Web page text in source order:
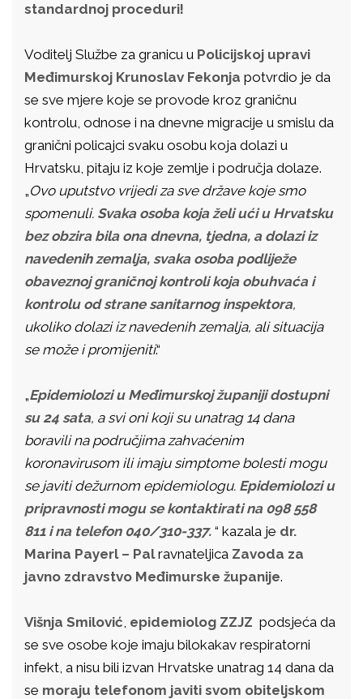
standardnoj proceduri!
Voditelj Službe za granicu u Policijskoj upravi
Međimurskoj Krunoslav Fekonja potvrdio je da
se sve mjere koje se provode kroz graničnu
kontrolu, odnose i na dnevne migracije u smislu da
granični policajci svaku osobu koja dolazi u
Hrvatsku, pitaju iz koje zemlje i područja dolaze.
„Ovo uputstvo vrijedi za sve države koje smo
spomenuli. Svaka osoba koja želi ući u Hrvatsku
bez obzira bila ona dnevna, tjedna, a dolazi iz
navedenih zemalja, svaka osoba podliježe
obaveznoj graničnoj kontroli koja obuhvaća i
kontrolu od strane sanitarnog inspektora,
ukoliko dolazi iz navedenih zemalja, ali situacija
se može i promijeniti.“
„Epidemiolozi u Međimurskoj županiji dostupni
su 24 sata, a svi oni koji su unatrag 14 dana
boravili na područjima zahvaćenim
koronavirusom ili imaju simptome bolesti mogu
se javiti dežurnom epidemiologu. Epidemiolozi u
pripravnosti mogu se kontaktirati na 098 558
811 i na telefon 040/310-337. “ kazala je dr.
Marina Payerl – Palravnateljica Zavoda za
javno zdravstvo Međimurske županije.
Višnja Smilović, epidemiolog ZZJZ podsjeća da
se sve osobe koje imaju bilokakav respiratorni
infekt, a nisu bili izvan Hrvatske unatrag 14 dana da
se moraju telefonom javiti svom obiteljskom